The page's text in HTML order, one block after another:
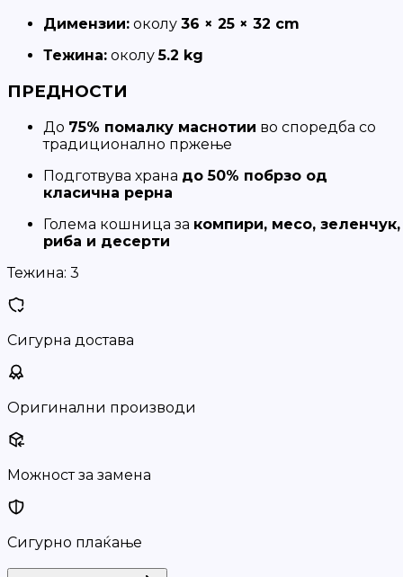
Димензии: околу 36 × 25 × 32 cm
Тежина: околу5.2 kg
ПРЕДНОСТИ
До 75% помалку маснотии во споредба со
традиционално пржење
Подготвува храна до 50% побрзо од
класична рерна
Голема кошница за компири, месо, зеленчук,
риба и десерти
Тежина: 3
Сигурна достава
Оригинални производи
Можност за замена
Сигурно плаќање